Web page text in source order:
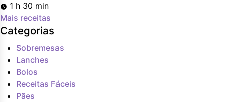
1 h 30 min
Mais receitas
Categorias
Sobremesas
Lanches
Bolos
Receitas Fáceis
Pães